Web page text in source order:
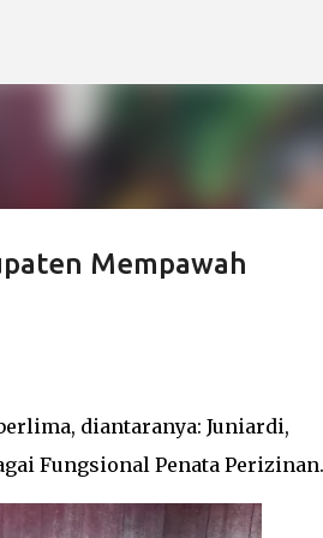
Mempawah
diantaranya: Juniardi,
Fungsional Penata Perizinan.